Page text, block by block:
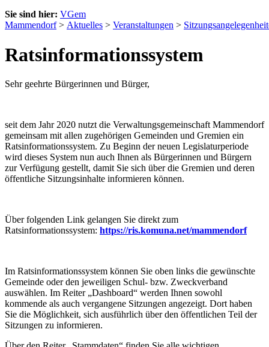
Sie sind hier: VGem
Mammendorf> Aktuelles > Veranstaltungen >
Ratsinformationssystem
Sehr geehrte Bürgerinnen und Bürger,
seit dem Jahr 2020 nutzt die Verwaltungsgemeinschaft Mammendorf
gemeinsam mit allen zugehörigen Gemeinden und Gremien ein
Ratsinformationssystem. Zu Beginn der neuen Legislaturperiode
wird dieses System nun auch Ihnen als Bürgerinnen und Bürgern
zur Verfügung gestellt, damit Sie sich über die Gremien und deren
öffentliche Sitzungsinhalte informieren können.
Über folgenden Link gelangen Sie direkt zum
Ratsinformationssystem: https://ris.komuna.net/mammendorf
Im Ratsinformationssystem können Sie oben links die gewünschte
Gemeinde oder den jeweiligen Schul- bzw. Zweckverband
auswählen. Im Reiter „Dashboard“ werden Ihnen sowohl
kommende als auch vergangene Sitzungen angezeigt. Dort haben
Sie die Möglichkeit, sich ausführlich über den öffentlichen Teil der
Sitzungen zu informieren.